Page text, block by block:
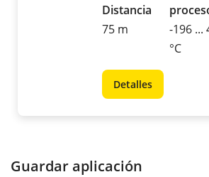
Distancia
75 m
-196 ...
°C
Detalles
Guardar aplicación